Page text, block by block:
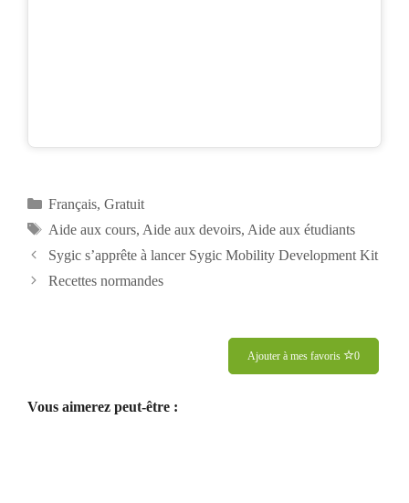
Catégories
Français, Gratuit
Étiquettes
Aide aux cours, Aide aux devoirs, Aide aux étudiants
Sygic s’apprête à lancer Sygic Mobility Development Kit
Recettes normandes
Ajouter à mes favoris 0
Vous aimerez peut-être :